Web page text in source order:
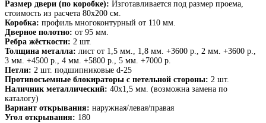
Размер двери (по коробке): Изготавливается под размер проема,
стоимость из расчета 80х200 см.
Коробка: профиль многоконтурный от 110 мм.
Дверное полотно: от 95 мм.
Ребра жёсткости: 2 шт.
Толщина металла: лист от 1,5 мм., 1,8 мм. +3600 р., 2 мм. +3600 р.,
3 мм. +4500 р., 4 мм. +5800 р., 5 мм. +7000 р.
Петли: 2 шт. подшипниковые d-25
Противосъемные блокираторы с петельной стороны: 2 шт.
Наличник металлический: 40х1,5 мм. (возможна замена по
каталогу)
Вариант открывания: наружная/левая/правая
Угол открывания: 180